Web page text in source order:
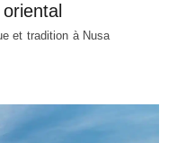
et tradition à Nusa